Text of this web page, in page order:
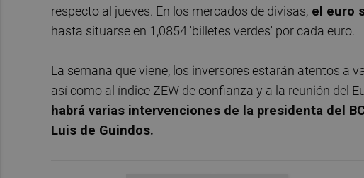
respecto al jueves. En los mercados de divisas, el euro
hasta situarse en 1,0854 'billetes verdes' por cada euro.
La semana que viene, los inversores estarán atentos a
así como al índice ZEW de confianza y a la reunión del
habrá varias intervenciones de la presidenta del
Luis de Guindos.